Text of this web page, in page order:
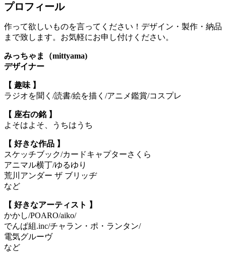
プロフィール
作って欲しいものを言ってください！デザイン・製作・納品
まで致します。お気軽にお申し付けください。
みっちゃま（mittyama)
デザイナー
【 趣味 】
ラジオを聞く/読書/絵を描く/アニメ鑑賞/コスプレ
【 座右の銘 】
よそはよそ、うちはうち
【 好きな作品 】
スケッチブック/カードキャプターさくら
アニマル横丁/ゆるゆり
荒川アンダー ザ ブリッヂ
など
【 好きなアーティスト 】
かかし/POARO/aiko/
でんぱ組.inc/チャラン・ポ・ランタン/
電気グルーヴ
など